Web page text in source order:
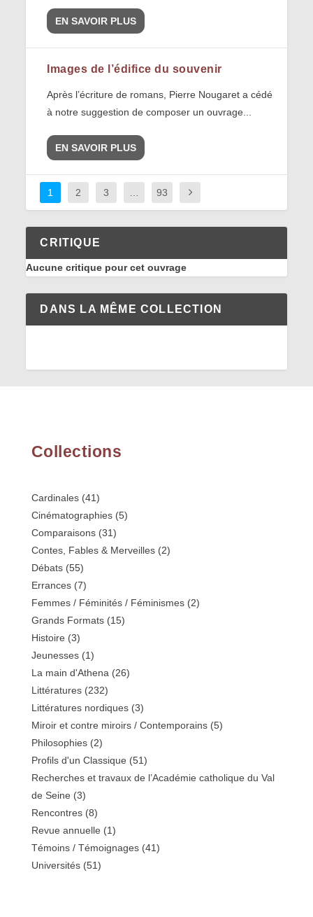
EN SAVOIR PLUS
Images de l’édifice du souvenir
Après l’écriture de romans, Pierre Nougaret a cédé
à notre suggestion de composer un ouvrage...
EN SAVOIR PLUS
1 2 3 93
CRITIQUE
Aucune critique pour cet ouvrage
DANS LA MÊME COLLECTION
Collections
Cardinales(41)
Cinématographies(5)
Comparaisons(31)
Contes, Fables & Merveilles(2)
Débats(55)
Errances(7)
Femmes / Féminités / Féminismes(2)
Grands Formats(15)
Histoire (3)
Jeunesses(1)
La main d'Athena (26)
Littératures(232)
Littératures nordiques(3)
Miroir et contre miroirs / Contemporains(5)
Philosophies(2)
Profils d'un Classique (51)
Recherches et travaux de l’Académie catholique du Val
de Seine (3)
Rencontres(8)
Revue annuelle (1)
Témoins / Témoignages(41)
Universités(51)